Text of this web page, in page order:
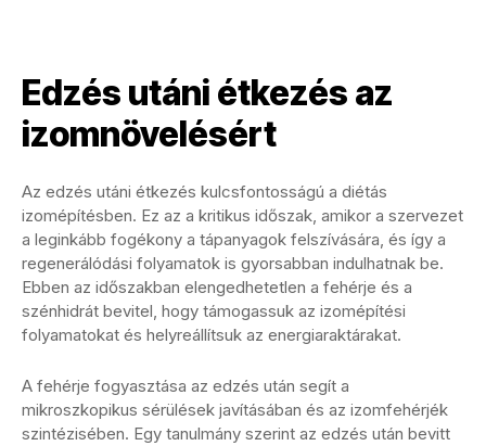
Edzés utáni étkezés az
izomnövelésért
Az edzés utáni étkezés kulcsfontosságú a diétás
izomépítésben. Ez az a kritikus időszak, amikor a szervezet
a leginkább fogékony a tápanyagok felszívására, és így a
regenerálódási folyamatok is gyorsabban indulhatnak be.
Ebben az időszakban elengedhetetlen a fehérje és a
szénhidrát bevitel, hogy támogassuk az izomépítési
folyamatokat és helyreállítsuk az energiaraktárakat.
A fehérje fogyasztása az edzés után segít a
mikroszkopikus sérülések javításában és az izomfehérjék
szintézisében. Egy tanulmány szerint az edzés után bevitt